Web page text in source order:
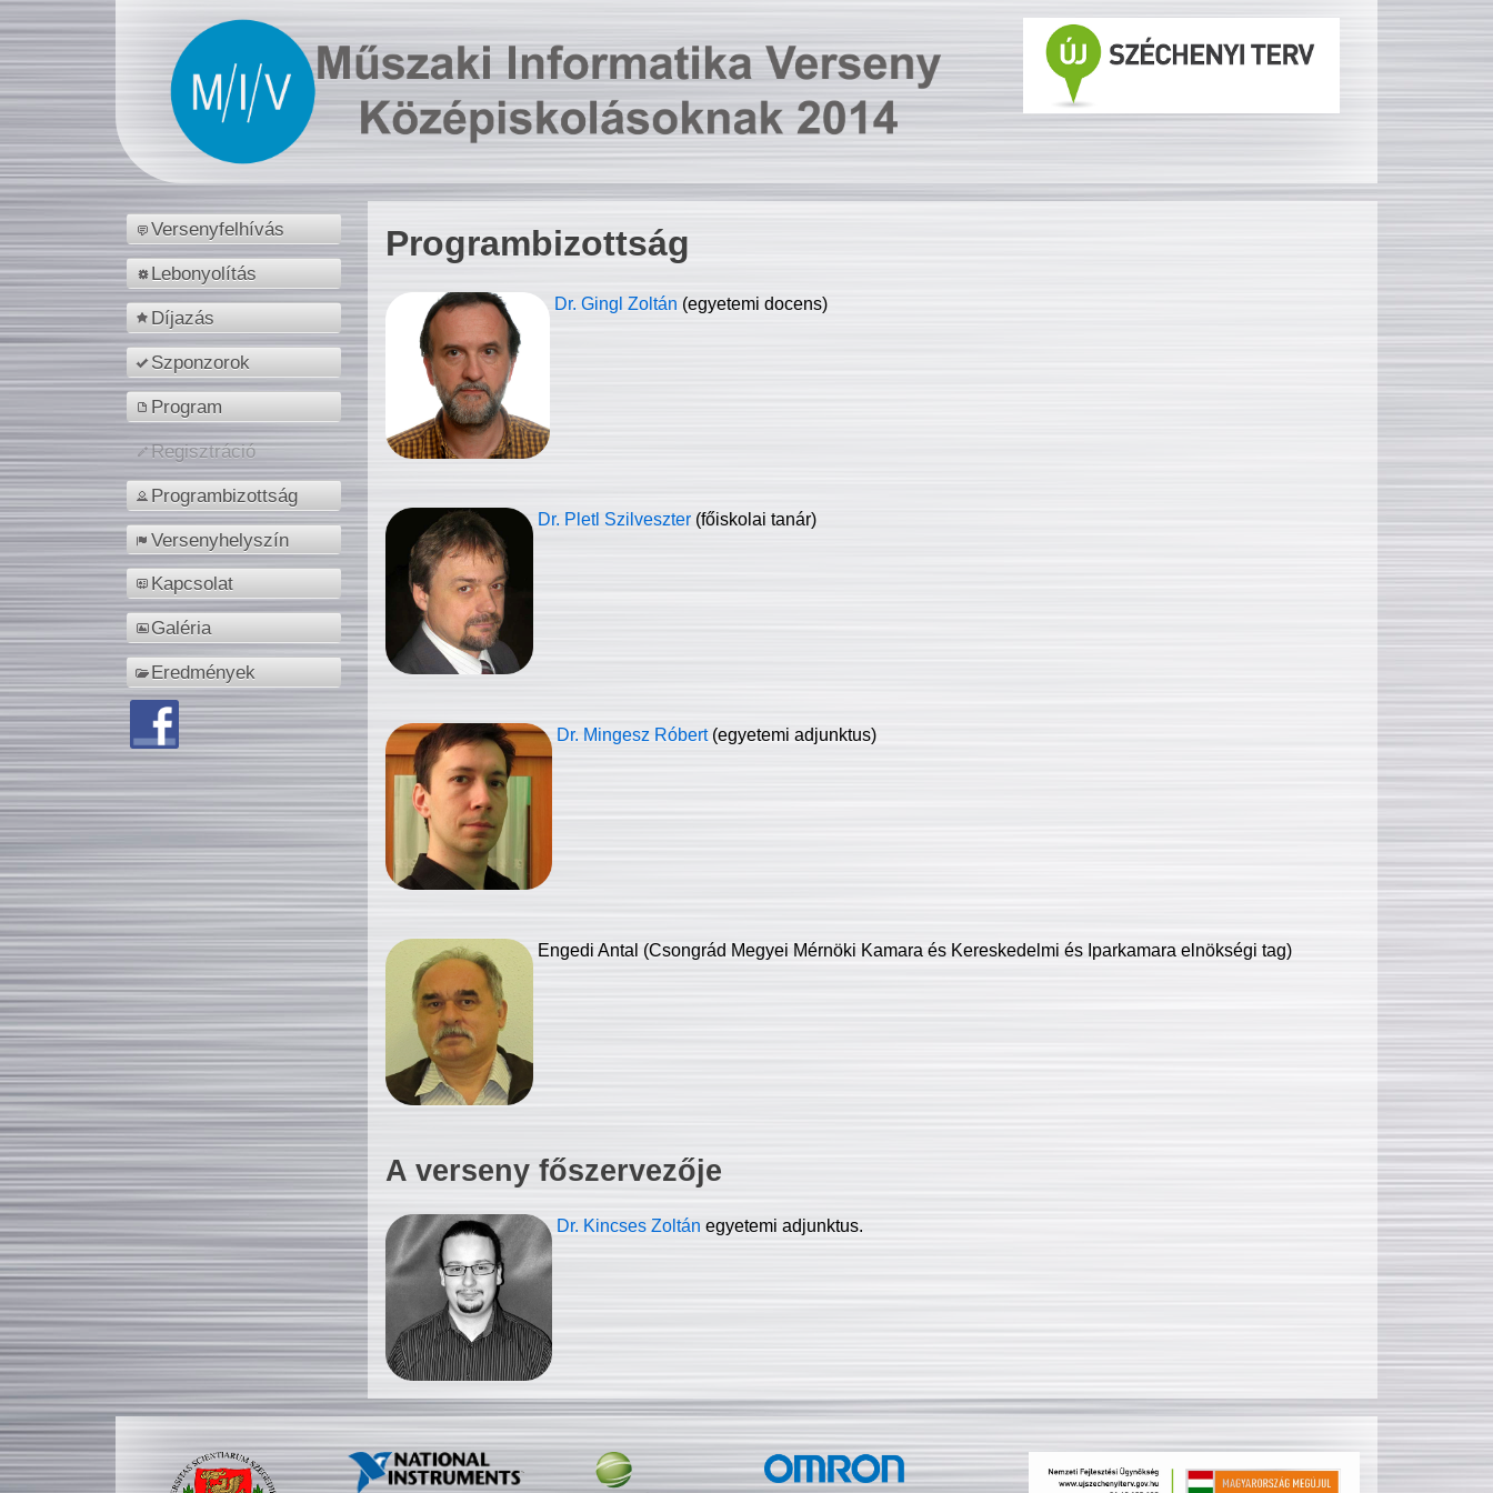
Versenyfelhívás
Lebonyolítás
Díjazás
Szponzorok
Program
Regisztráció
Programbizottság
Versenyhelyszín
Kapcsolat
Galéria
Eredmények
Programbizottság
Dr. Gingl Zoltán (egyetemi docens)
Dr. Pletl Szilveszter (főiskolai tanár)
Dr. Mingesz Róbert (egyetemi adjunktus)
Engedi Antal (Csongrád Megyei Mérnöki Kamara és Kereskedelmi és Iparkamara elnökségi tag)
A verseny főszervezője
Dr. Kincses Zoltán egyetemi adjunktus.